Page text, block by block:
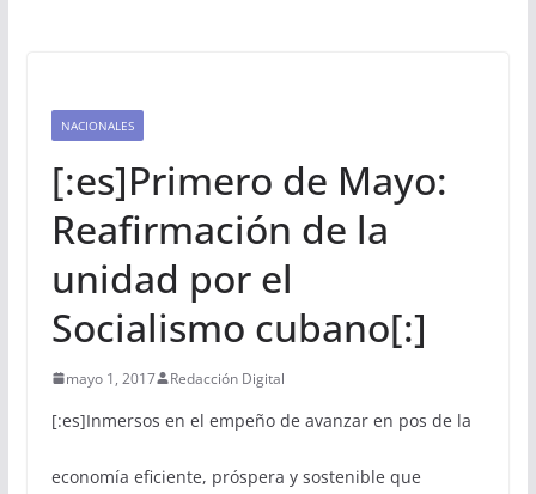
NACIONALES
[:es]Primero de Mayo:
Reafirmación de la
unidad por el
Socialismo cubano[:]
mayo 1, 2017 Redacción Digital
[:es]Inmersos en el empeño de avanzar en pos de la
economía eficiente, próspera y sostenible que